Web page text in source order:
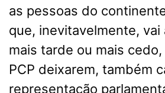
as pessoas do
que, inevitavelmente, vai
mais tarde ou mais cedo,
PCP deixarem, também
representação